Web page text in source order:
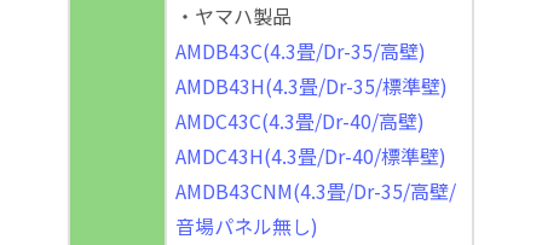
・ヤマハ製品
AMDB43C(4.3畳/Dr-35/高壁)
AMDB43H(4.3畳/Dr-35/標準壁)
AMDC43C(4.3畳/Dr-40/高壁)
AMDC43H(4.3畳/Dr-40/標準壁)
AMDB43CNM(4.3畳/Dr-35/高壁/
音場パネル無し)